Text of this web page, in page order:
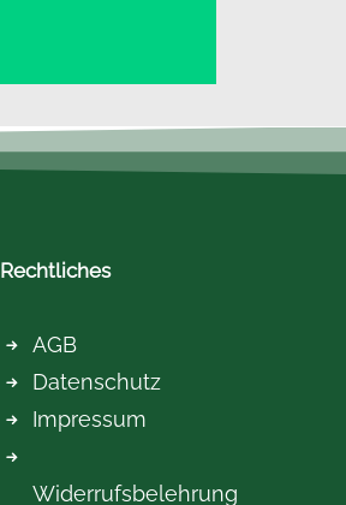
Rechtliches
AGB
Datenschutz
Impressum
Widerrufsbelehrung